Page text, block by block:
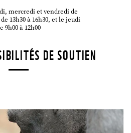
mercredi et vendredi de
de 13h30 à 16h30, et le jeudi
9h00 à 12h00
DE SOUTIEN